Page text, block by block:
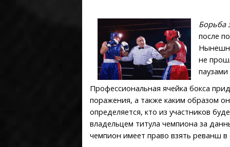
Борьба
после
не
Профессиональная ячейка бокса
поражения, а также каким образом
определяется, кто из участников
владельцем титула чемпиона за
чемпион имеет право взять реванш